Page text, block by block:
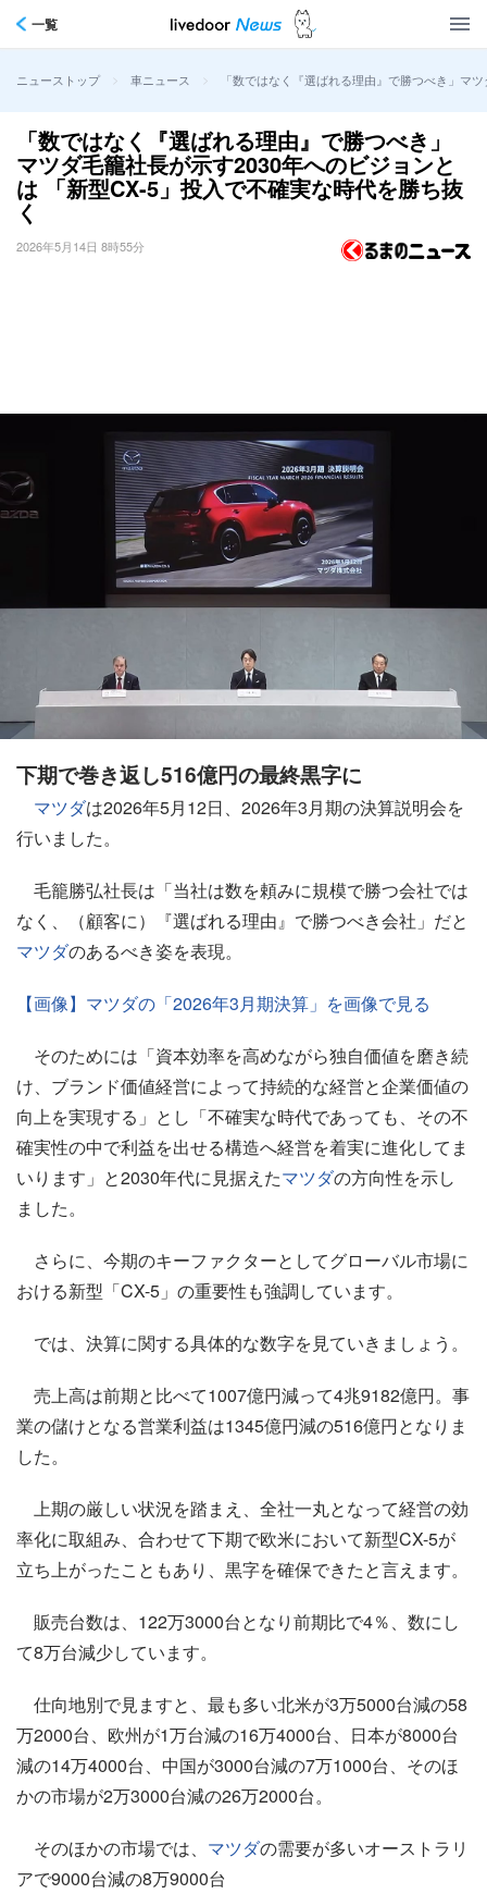
一覧
ニューストップ > 車ニュース > 「数ではなく『選ばれる理由』で勝つべき」マ
「数ではなく『選ばれる理由』で勝つべき」
マツダ毛籠社長が示す2030年へのビジョンと
は 「新型CX-5」投入で不確実な時代を勝ち抜
く
2026年5月14日 8時55分
下期で巻き返し516億円の最終黒字に
マツダは2026年5月12日、2026年3月期の決算説明会を
行いました。
毛籠勝弘社長は「当社は数を頼みに規模で勝つ会社では
なく、（顧客に）『選ばれる理由』で勝つべき会社」だと
マツダのあるべき姿を表現。
【画像】マツダの「2026年3月期決算」を画像で見る
そのためには「資本効率を高めながら独自価値を磨き続
け、ブランド価値経営によって持続的な経営と企業価値の
向上を実現する」とし「不確実な時代であっても、その不
確実性の中で利益を出せる構造へ経営を着実に進化してま
いります」と2030年代に見据えたマツダの方向性を示し
ました。
さらに、今期のキーファクターとしてグローバル市場に
おける新型「CX-5」の重要性も強調しています。
では、決算に関する具体的な数字を見ていきましょう。
売上高は前期と比べて1007億円減って4兆9182億円。事
業の儲けとなる営業利益は1345億円減の516億円となりま
した。
上期の厳しい状況を踏まえ、全社一丸となって経営の効
率化に取組み、合わせて下期で欧米において新型CX-5が
立ち上がったこともあり、黒字を確保できたと言えます。
販売台数は、122万3000台となり前期比で4％、数にし
て8万台減少しています。
仕向地別で見ますと、最も多い北米が3万5000台減の58
万2000台、欧州が1万台減の16万4000台、日本が8000台
減の14万4000台、中国が3000台減の7万1000台、そのほ
かの市場が2万3000台減の26万2000台。
そのほかの市場では、 マツダの需要が多いオーストラリ
アで9000台減の8万9000台